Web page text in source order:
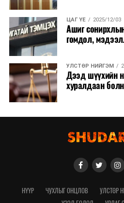
ЦАГ ҮЕ 2025/12/03
Ашиг
гомдол,
УЛСТӨР НИЙГЭМ
Дээд шүүхийн
хуралдаан
НҮҮР ЧУХЛЫГ ОНЦЛОВ УЛСТӨР